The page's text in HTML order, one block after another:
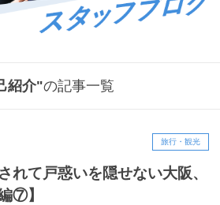
紹介"の記事一覧
旅行・観光
れて戸惑いを隠せない大阪、
⑦】